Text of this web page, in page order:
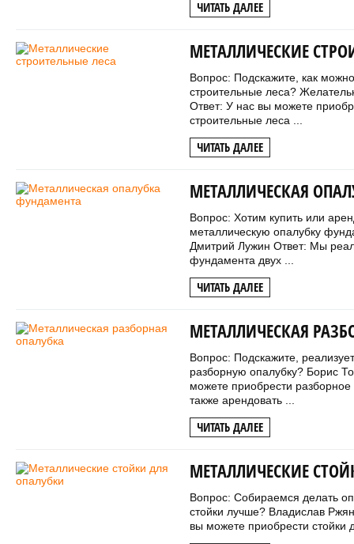
ЧИТАТЬ ДАЛЕЕ
МЕТАЛЛИЧЕСКИЕ
Вопрос: Подскажите, как
строительные леса?
Ответ: У нас вы можете
строительные леса ...
ЧИТАТЬ ДАЛЕЕ
МЕТАЛЛИЧЕСКАЯ
Вопрос: Хотим купить или
металлическую опалубку
Дмитрий Лужин Ответ: Мы
фундамента двух ...
ЧИТАТЬ ДАЛЕЕ
МЕТАЛЛИЧЕСКАЯ
Вопрос: Подскажите,
разборную опалубку? Борис
можете приобрести
также арендовать ...
ЧИТАТЬ ДАЛЕЕ
МЕТАЛЛИЧЕСКИЕ
Вопрос: Собираемся делать
стойки лучше? Владислав
вы можете приобрести стойки